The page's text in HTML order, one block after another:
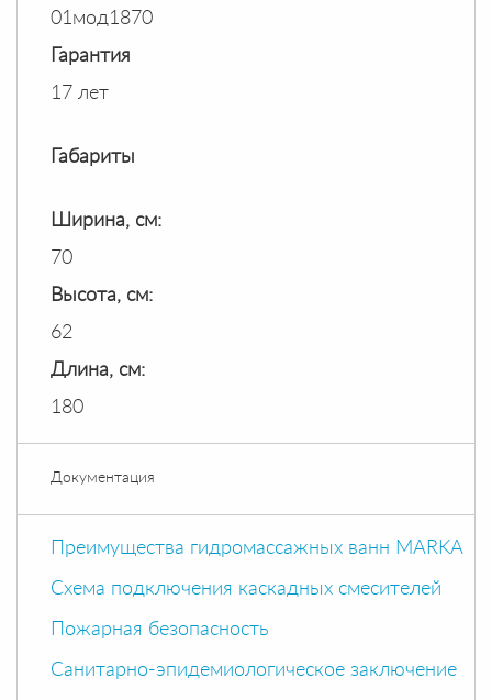
01мод1870
Гарантия
17 лет
Габариты
Ширина, см:
70
Высота, см:
62
Длина, см:
180
Документация
Преимущества гидромассажных ванн MARKA
Схема подключения каскадных смесителей
Пожарная безопасность
Санитарно-эпидемиологическое заключение